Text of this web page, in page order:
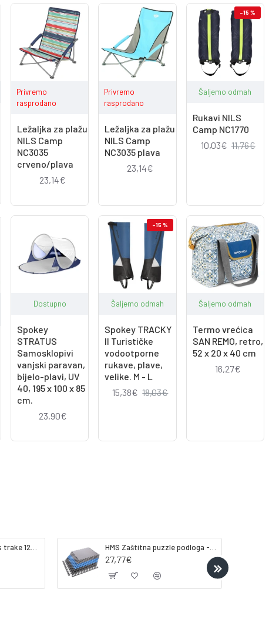
Privremo
rasprodano
Ležaljka za plažu
NILS Camp
NC3035
crveno/plava
23,14€
Privremo
rasprodano
Ležaljka za plažu
NILS Camp
NC3035 plava
23,14€
-15 %
Šaljemo odmah
Rukavi NILS
Camp NC1770
10,03€ 11,76€
Dostupno
Spokey
STRATUS
Samosklopivi
vanjski paravan,
bijelo-plavi, UV
40, 195 x 100 x 85
cm.
23,90€
-15 %
Šaljemo odmah
Spokey TRACKY
II Turističke
vodootporne
rukave, plave,
velike. M - L
15,38€ 18,03€
Šaljemo odmah
Termo vrećica
SAN REMO, retro,
52 x 20 x 40 cm
16,27€
27,77€